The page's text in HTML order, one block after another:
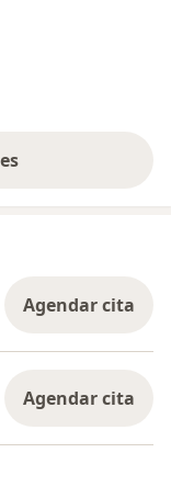
Agendar cita
Agendar cita